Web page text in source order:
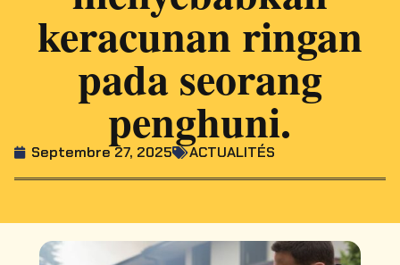
keracunan ringan
pada seorang
penghuni.
Septembre 27, 2025 ACTUALITÉS